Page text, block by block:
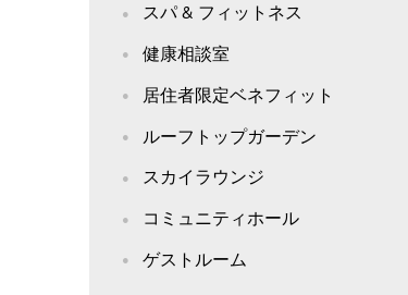
スパ & フィットネス
健康相談室
居住者限定ベネフィット
ルーフトップガーデン
スカイラウンジ
コミュニティホール
ゲストルーム